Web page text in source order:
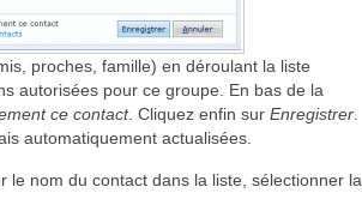
proches, famille) en déroulant la liste
autorisées pour ce groupe. En bas de la
ce contact. Cliquez enfin sur Enregistrer
automatiquement actualisées.
le nom du contact dans la liste, sélectionner la